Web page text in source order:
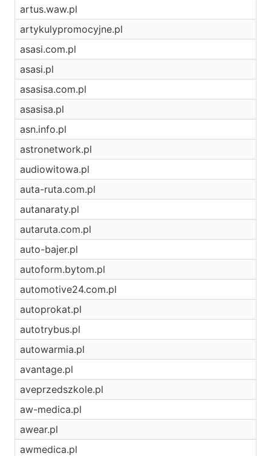
artus.waw.pl
artykulypromocyjne.pl
asasi.com.pl
asasi.pl
asasisa.com.pl
asasisa.pl
asn.info.pl
astronetwork.pl
audiowitowa.pl
auta-ruta.com.pl
autanaraty.pl
autaruta.com.pl
auto-bajer.pl
autoform.bytom.pl
automotive24.com.pl
autoprokat.pl
autotrybus.pl
autowarmia.pl
avantage.pl
aveprzedszkole.pl
aw-medica.pl
awear.pl
awmedica.pl